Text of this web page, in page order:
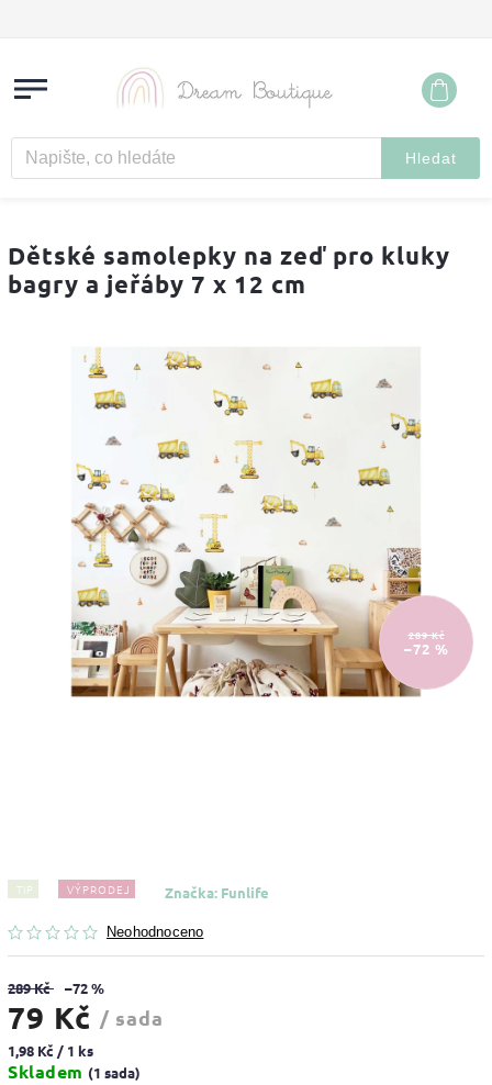
Hledat
Dětské samolepky na zeď pro kluky
bagry a jeřáby 7 x 12 cm
289 Kč
–72 %
TIP VÝPRODEJ
Neohodnoceno
Značka: Funlife
289 Kč –72 %
79 Kč / sada
1,98 Kč / 1 ks
Skladem (1 sada)